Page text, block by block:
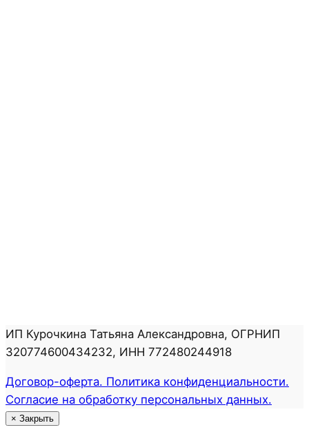
ИП Курочкина Татьяна Александровна, ОГРНИП
320774600434232, ИНН 772480244918
Договор-оферта. Политика конфиденциальности.
Согласие на обработку персональных данных.
× Закрыть